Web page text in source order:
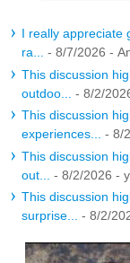
I really appreciate
ra...
- 8/7/2026 -
This discussion
outdoo...
- 8/2/
This discussion
experiences...
- 8/
This discussion
out...
- 8/2/2026 -
This discussion
surprise...
- 8/2/